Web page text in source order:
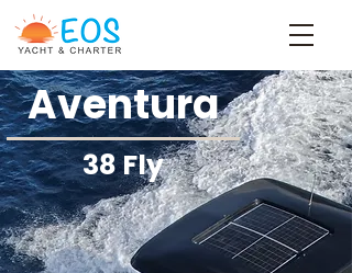
Aventura
38 Fly